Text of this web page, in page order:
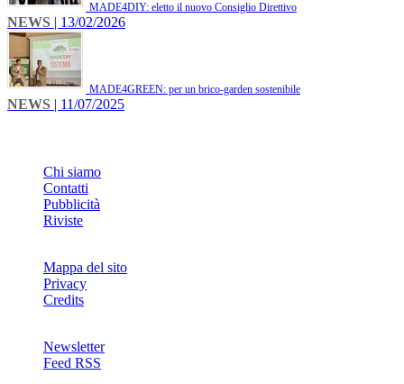
MADE4DIY: eletto il nuovo Consiglio Direttivo
NEWS | 13/02/2026
MADE4GREEN: per un brico-garden sostenibile
NEWS | 11/07/2025
Chi siamo
Contatti
Pubblicità
Riviste
Mappa del sito
Privacy
Credits
Newsletter
Feed RSS